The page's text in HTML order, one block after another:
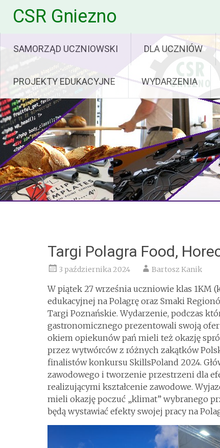
content
CSR Gniezno
SAMORZĄD UCZNIOWSKI DLA UCZNIÓW
PROJEKTY EDUKACYJNE WYDARZENIA
Targi Polagra Food,
3 października 2024 Bartosz Kanik
W piątek 27 września uczniowie klas 1KM
edukacyjnej na Polagrę oraz Smaki
Targi Poznańskie. Wydarzenie, podczas
gastronomicznego prezentowali swoją
okiem opiekunów pań mieli też okazję
przez wytwórców z różnych zakątków
finalistów konkursu SkillsPoland 2024.
zawodowego i tworzenie przestrzeni dla
realizującymi kształcenie zawodowe.
mieli okazję poczuć „klimat” wybranego
będą wystawiać efekty swojej pracy na